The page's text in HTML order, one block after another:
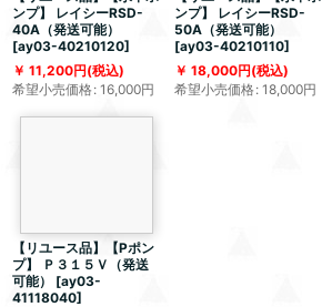
ンプ】 レイシーRSD-
40A（発送可能）
[ay03-40210120]
11,200円(税込)
希望小売価格: 16,000円
ンプ】 レイシーRSD-
50A（発送可能）
[ay03-40210110]
18,000円(税込)
希望小売価格: 18,000円
【リユース品】【Pポン
プ】 Ｐ３１５Ｖ（発送
可能）
[ay03-
41118040]